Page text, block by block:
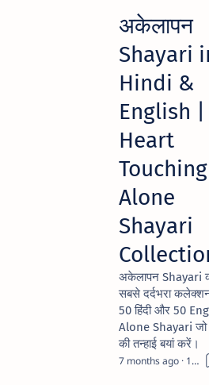
अकेलापन
Shayari
Hindi &
English |
Heart
Touching
Alone
Shayari
अकेलापन Shayari
सबसे दर्दभरा
50 हिंदी और 50
Alone Shayari जो
की तन्हाई बयां करें।
7 months ago 10